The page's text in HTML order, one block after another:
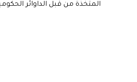
المتخذة من قبل الداوائر